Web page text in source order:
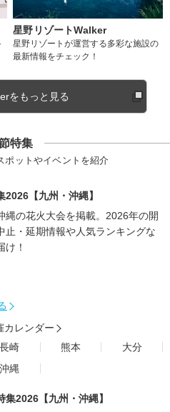
星野リゾートWalker
星野リゾートが運営する多彩な施設の
最新情報をチェック！
をもっと見る
特集
ポットやイベントを紹介
2026【九州・沖縄】
縄の花火大会を掲載。2026年の開
止・延期情報や人気ランキングな
け！
カレンダー
長崎 熊本
大分
沖縄
集2026【九州・沖縄】